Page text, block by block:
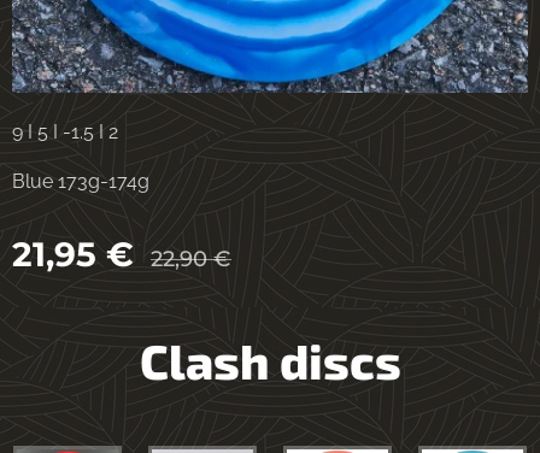
9 I 5 I -1.5 I 2
Blue 173g-174g
21,95€ 22,90€
Clash discs